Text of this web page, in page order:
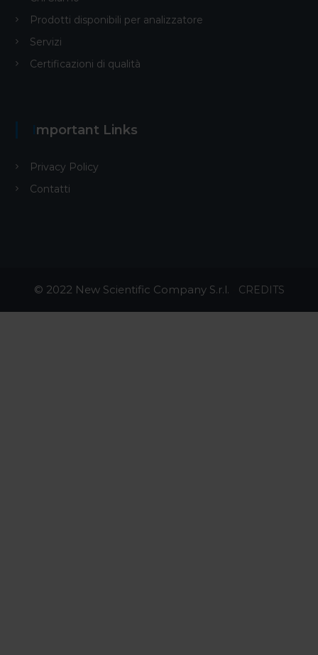
Prodotti disponibili per analizzatore
Servizi
Certificazioni di qualità
Important Links
Privacy Policy
Contatti
© 2022 New Scientific Company S.r.l. CREDITS